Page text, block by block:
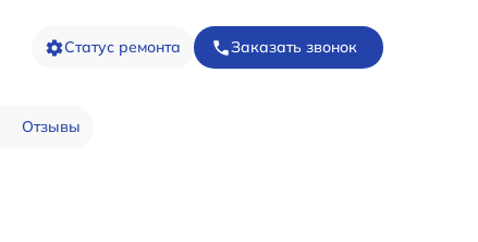
Статус ремонта Заказать звонок
Отзывы